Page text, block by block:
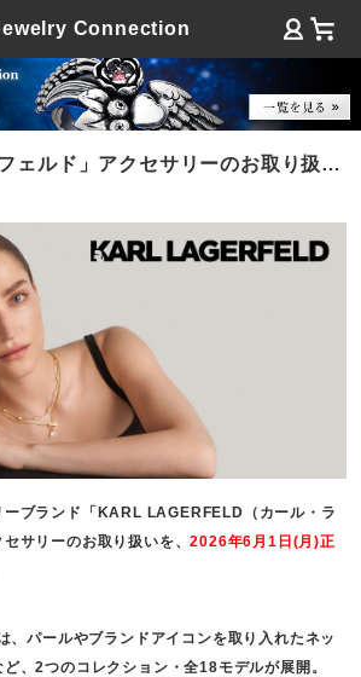
Connection
ェルド」アクセサリーのお取り扱い
ーブランド「KARL LAGERFELD（カール・ラ
サリーのお取り扱いを、2026年6月1日(月)正
、パールやブランドアイコンを取り入れたネッ
、2つのコレクション・全18モデルが展開。